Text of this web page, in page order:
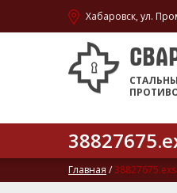
Хабаровск, ул.
Главная /